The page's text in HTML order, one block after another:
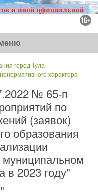
город Тула
характера
№ 65-п
по
(заявок)
образования
в 2023 году"